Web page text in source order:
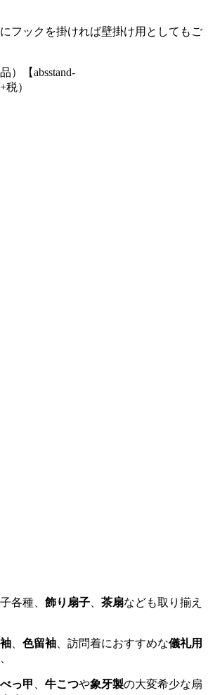
フックを掛ければ壁掛け用としてもご
）【absstand-
税）
各種、 飾り扇子、 茶扇なども取り揃え
、 色留袖、訪問着におすすめな儀礼用
べっ甲 、 牛こつや象牙製の大変希少な扇